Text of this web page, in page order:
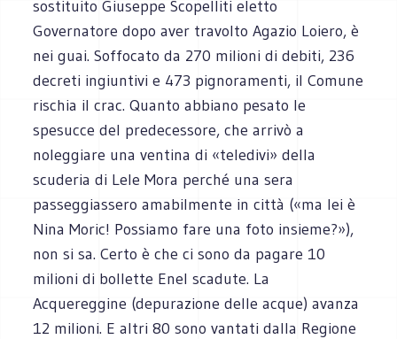
sostituito Giuseppe Scopelliti eletto
Governatore dopo aver travolto Agazio Loiero, è
nei guai. Soffocato da 270 milioni di debiti, 236
decreti ingiuntivi e 473 pignoramenti, il Comune
rischia il crac. Quanto abbiano pesato le
spesucce del predecessore, che arrivò a
noleggiare una ventina di «teledivi» della
scuderia di Lele Mora perché una sera
passeggiassero amabilmente in città («ma lei è
Nina Moric! Possiamo fare una foto insieme?»),
non si sa. Certo è che ci sono da pagare 10
milioni di bollette Enel scadute. La
Acquereggine (depurazione delle acque) avanza
12 milioni. E altri 80 sono vantati dalla Regione